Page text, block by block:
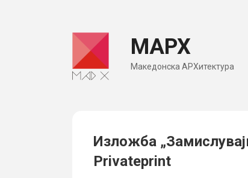
МАРХ
Македонска АРХитектура
Изложба
Privateprint